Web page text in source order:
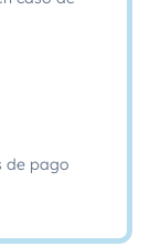
de pago